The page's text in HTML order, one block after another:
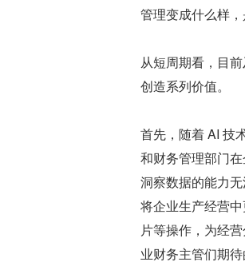
管理变成什么样，
从短周期看，目
创造系列价值。
首先，随着 AI 技
和财务管理部门
洞察数据的能力
将企业生产经营
片等操作，为经
业财务主管们期